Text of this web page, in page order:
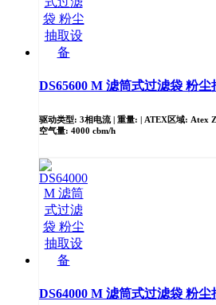
DS65600 M 滤筒式过滤袋 粉尘
驱动类型: 3相电流 | 重量: | ATEX区域: Atex
空气量: 4000 cbm/h
DS64000 M 滤筒式过滤袋 粉尘